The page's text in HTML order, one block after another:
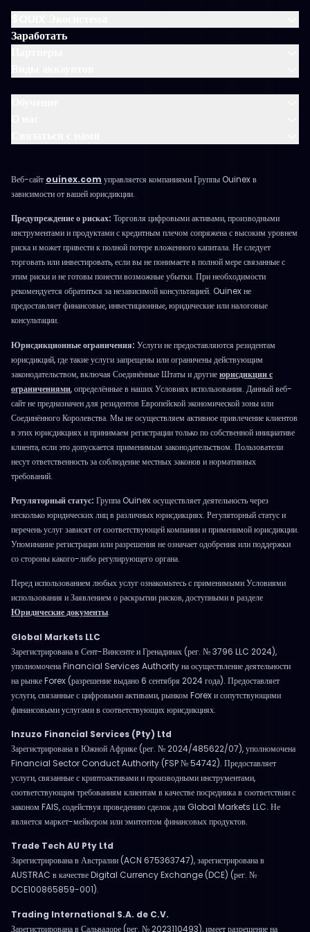
Заработать
Веб-сайт ouinex.com управляется компаниями Группы Ouinex в
зависимости от вашей юрисдикции.
Предупреждение о рисках: Торговля цифровыми активами, производными
инструментами и продуктами с кредитным плечом сопряжена с высоким уровнем
риска и может привести к полной потере вложенного капитала. Не следует
торговать или инвестировать, если вы не понимаете в полной мере связанные с
этим риски и не готовы понести возможные убытки. При необходимости
рекомендуется обратиться за независимой консультацией. Ouinex не
предоставляет финансовые, инвестиционные, юридические или налоговые
консультации.
Юрисдикционные ограничения: Услуги не предоставляются резидентам
юрисдикций, где такие услуги запрещены или ограничены действующим
законодательством, включая Соединённые Штаты и другиеюрисдикции с
ограничениями, определённые в наших Условиях использования. Данный веб-
сайт не предназначен для резидентов Европейской экономической зоны или
Соединённого Королевства. Мы не осуществляем активное привлечение клиентов
в этих юрисдикциях и принимаем регистрации только по собственной инициативе
клиента, если это допускается применимым законодательством. Пользователи
несут ответственность за соблюдение местных законов и нормативных
требований.
Регуляторный статус: Группа Ouinex осуществляет деятельность через
несколько юридических лиц в различных юрисдикциях. Регуляторный статус и
перечень услуг зависят от соответствующей компании и применимой юрисдикции.
Упоминание регистрации или разрешения не означает одобрения или поддержки
со стороны какого-либо регулирующего органа.
Перед использованием любых услуг ознакомьтесь с применимыми Условиями
использования и Заявлением о раскрытии рисков, доступными в разделе
Юридические документы.
Global Markets LLC
Зарегистрирована в Сент-Винсенте и Гренадинах (рег. № 3796 LLC 2024),
уполномочена Financial Services Authority на осуществление деятельности
на рынке Forex (разрешение выдано 6 сентября 2024 года). Предоставляет
услуги, связанные с цифровыми активами, рынком Forex и сопутствующими
финансовыми услугами в соответствующих юрисдикциях.
Inzuzo Financial Services (Pty) Ltd
Зарегистрирована в Южной Африке (рег. № 2024/485622/07), уполномочена
Financial Sector Conduct Authority (FSP № 54742). Предоставляет
услуги, связанные с криптоактивами и производными инструментами,
соответствующим требованиям клиентам в качестве посредника в соответствии с
законом FAIS, содействуя проведению сделок для Global Markets LLC. Не
является маркет-мейкером или эмитентом финансовых продуктов.
Trade Tech AU Pty Ltd
Зарегистрирована в Австралии (ACN 675363747), зарегистрирована в
AUSTRAC в качестве Digital Currency Exchange (DCE) (рег. №
DCE100865859-001).
Trading International S.A. de C.V.
Зарегистрирована в Сальвадоре (рег. № 2023110493), имеет разрешение на